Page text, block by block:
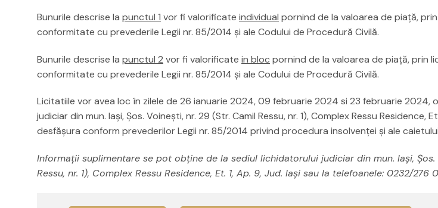
Bunurile descrise la punctul 1 vor fi valorificate individual pornind de la valoarea de piață,
conformitate cu prevederile Legii nr. 85/2014 şi ale Codului de Procedură Civilă.
Bunurile descrise la punctul 2 vor fi valorificate in bloc pornind de la valoarea de piață, prin
conformitate cu prevederile Legii nr. 85/2014 şi ale Codului de Procedură Civilă.
Licitatiile vor avea loc în zilele de 26 ianuarie 2024, 09 februarie 2024 si 23 februarie 2024,
judiciar din mun. Iaşi, Șos. Voinești, nr. 29 (Str. Camil Ressu, nr. 1), Complex Ressu Residence,
desfăşura conform prevederilor Legii nr. 85/2014 privind procedura insolvenţei şi ale
Informaţii suplimentare se pot obţine de la sediul lichidatorului judiciar din mun. Iaşi, Șos.
Ressu, nr. 1), Complex Ressu Residence, Et. 1, Ap. 9, Jud. Iași sau la telefoanele: 0232/